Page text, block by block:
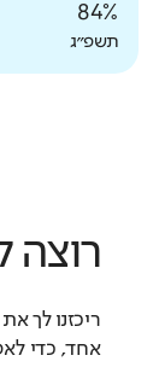
84%
תשפ״ג
רוצה
ריכזנו לך
אחד, כדי